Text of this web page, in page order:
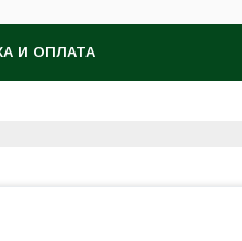
И ОПЛАТА